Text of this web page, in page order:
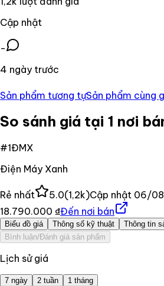
Cập nhật
-
4 ngày trước
Sản phẩm tương tựSản phẩm cùng
So sánh giá tại 1 nơi
#1ĐMX
Điện Máy Xanh
Rẻ nhất 5.0(1,2k)Cập nhật 06/
18.790.000 ₫Đến nơi bán
Biểu đồ giá Thông số kỹ thuật
Thông tin
Bình luận/Đánh giá sản phẩm
Lịch sử giá
7 ngày 2 tuần 1 tháng